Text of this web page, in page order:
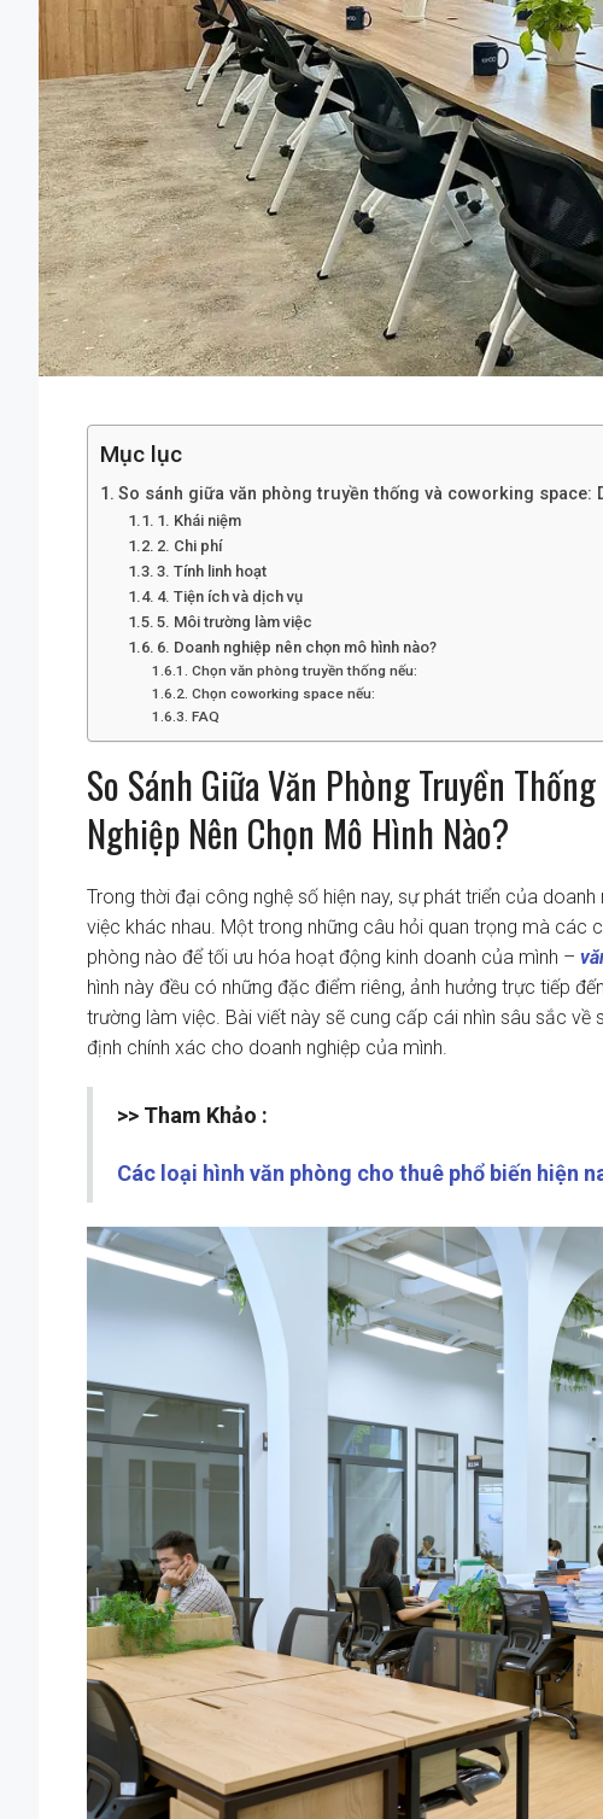
Mục lục
So sánh giữa văn phòng truyền thống và coworking space:
1. Khái niệm
2. Chi phí
3. Tính linh hoạt
4. Tiện ích và dịch vụ
5. Môi trường làm việc
6. Doanh nghiệp nên chọn mô hình nào?
Chọn văn phòng truyền thống nếu:
Chọn coworking space nếu:
FAQ
So Sánh Giữa Văn Phòng Truyền
Nghiệp Nên Chọn Mô Hình Nào?
Trong thời đại công nghệ số hiện nay, sự phát triển của
việc khác nhau. Một trong những câu hỏi quan trọng mà các
phòng nào để tối ưu hóa hoạt động kinh doanh của mình –
hình này đều có những đặc điểm riêng, ảnh hưởng trực tiếp
trường làm việc. Bài viết này sẽ cung cấp cái nhìn sâu sắc
định chính xác cho doanh nghiệp của mình.
>> Tham Khảo :
Các loại hình văn phòng cho thuê phổ biến hiện